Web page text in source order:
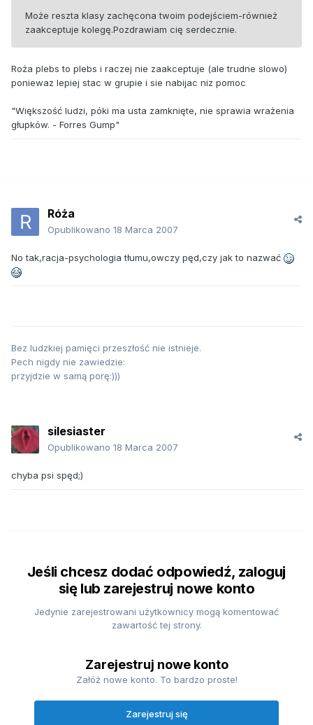
Może reszta klasy zachęcona twoim podejściem-również
zaakceptuje kolegę.Pozdrawiam cię serdecznie.
Roża plebs to plebs i raczej nie zaakceptuje (ale trudne slowo)
poniewaz lepiej stac w grupie i sie nabijac niz pomoc
"Większość ludzi, póki ma usta zamknięte, nie sprawia wrażenia
głupków. - Forres Gump"
Róża
Opublikowano 18 Marca 2007
No tak,racja-psychologia tłumu,owczy pęd,czy jak to nazwać
Bez ludzkiej pamięci przeszłość nie istnieje.
Pech nigdy nie zawiedzie:
przyjdzie w samą porę:)))
silesiaster
Opublikowano 18 Marca 2007
chyba psi spęd;)
Jeśli chcesz dodać odpowiedź, zaloguj
się lub zarejestruj nowe konto
Jedynie zarejestrowani użytkownicy mogą komentować
zawartość tej strony.
Zarejestruj nowe konto
Załóż nowe konto. To bardzo proste!
Zarejestruj się